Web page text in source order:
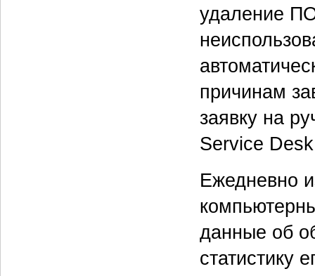
удаление
причинам
заявку на
Service
Ежедневно
данные об
статистику